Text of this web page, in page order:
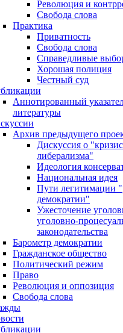
Революция и
Свобода слова
Практика
Приватность
Свобода слова
Справедливые
Хорошая полиция
Честный суд
Аннотированный
литературы
Архив предыдущего
Дискуссия о
либерализма"
Идеология
Национальная идея
Пути легитимации
демократии"
Ужесточение
уголовно-
законодательства
Барометр демократии
Гражданское общество
Политический режим
Право
Революция и оппозиция
Свобода слова